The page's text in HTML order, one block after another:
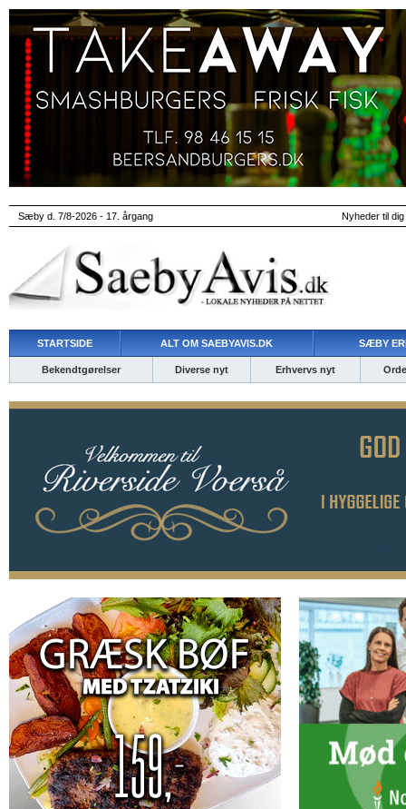
Sæby d. 7/8-2026 - 17. årgang Nyheder til
STARTSIDE ALT OM SAEBYAVIS.DK SÆBY
Bekendtgørelser Diverse nyt Erhvervs nyt